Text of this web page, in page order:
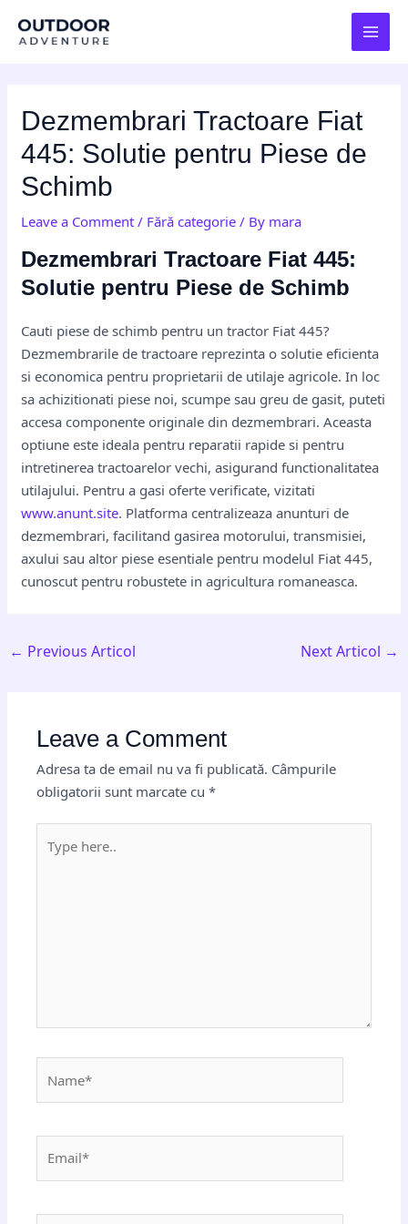
Dezmembrari Tractoare Fiat
445: Solutie pentru Piese de
Schimb
Leave a Comment / Fără categorie / By mara
Dezmembrari Tractoare Fiat 445:
Solutie pentru Piese de Schimb
Cauti piese de schimb pentru un tractor Fiat 445?
Dezmembrarile de tractoare reprezinta o solutie eficienta
si economica pentru proprietarii de utilaje agricole. In loc
sa achizitionati piese noi, scumpe sau greu de gasit, puteti
accesa componente originale din dezmembrari. Aceasta
optiune este ideala pentru reparatii rapide si pentru
intretinerea tractoarelor vechi, asigurand functionalitatea
utilajului. Pentru a gasi oferte verificate, vizitati
www.anunt.site. Platforma centralizeaza anunturi de
dezmembrari, facilitand gasirea motorului, transmisiei,
axului sau altor piese esentiale pentru modelul Fiat 445,
cunoscut pentru robustete in agricultura romaneasca.
navigation
← Previous Articol Next Articol →
Leave a Comment
Adresa ta de email nu va fi publicată. Câmpurile
obligatorii sunt marcate cu*
here..